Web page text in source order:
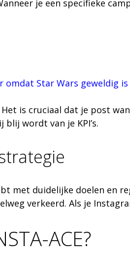
je een specifieke
omdat Star Wars geweldig is
Het is cruciaal dat je post
wordt van je KPI’s.
met duidelijke doelen en
verkeerd. Als je
ACE?